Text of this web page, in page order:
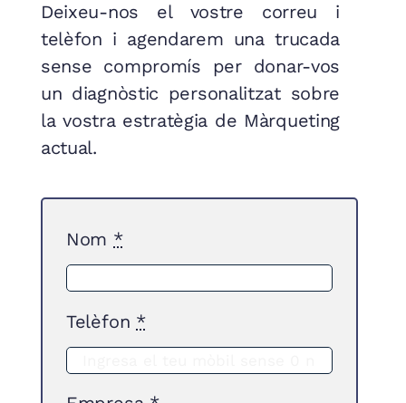
Deixeu-nos el vostre correu i
telèfon i agendarem una trucada
sense compromís per donar-vos
un diagnòstic personalitzat sobre
la vostra estratègia de Màrqueting
actual.
Nom *
Telèfon *